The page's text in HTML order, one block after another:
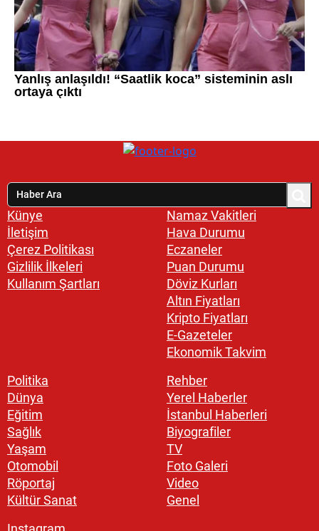
Künye
İletişim
Çerez Politikası
Gizlilik İlkeleri
Kullanım Şartları
Namaz Vakitleri
Hava Durumu
Eczaneler
Puan Durumu
Döviz Kurları
Altın Fiyatları
Kripto Fiyatları
E-Gazeteler
Ekonomik Takvim
Politika
Dünya
Eğitim
Sağlık
Yaşam
Otomobil
Röportaj
Kültür Sanat
Rehber
Yerel Haberler
İstanbul Haberleri
Biyografiler
TV
Foto Galeri
Video
Genel